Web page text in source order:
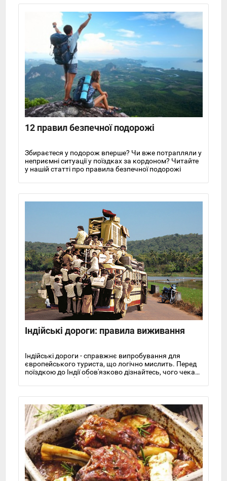
12 правил безпечної подорожі
Збираєтеся у подорож вперше? Чи вже потрапляли у
неприємні ситуації у поїздках за кордоном? Читайте
у нашій статті про правила безпечної подорожі
Індійські дороги: правила виживання
Індійські дороги - справжнє випробування для
європейського туриста, що логічно мислить. Перед
поїздкою до Індії обов'язково дізнайтесь, чого чекати
і до чого потрібно бути готовим на місцевих вулицях